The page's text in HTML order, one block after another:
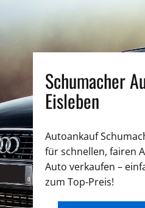
Schumacher
Eisleben
Autoankauf
für schnellen, fairen
Auto verkaufen –
zum Top-Preis!